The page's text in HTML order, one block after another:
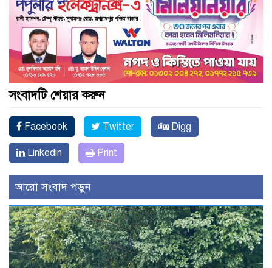
সংবাদটি শেয়ার করুন
Facebook Twitter Digg
Linkedin Print
আরো সংবাদ পড়ুন